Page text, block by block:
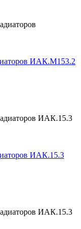
ИАК.М153.2
ИАК.15.3